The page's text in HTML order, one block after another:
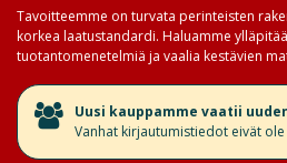
Tavoitteemme on turvata perinteisten
korkea laatustandardi. Haluamme
tuotantomenetelmiä ja vaalia kestävien
​Uusi kauppamme vaatii
Vanhat kirjautumistiedot eivät ole